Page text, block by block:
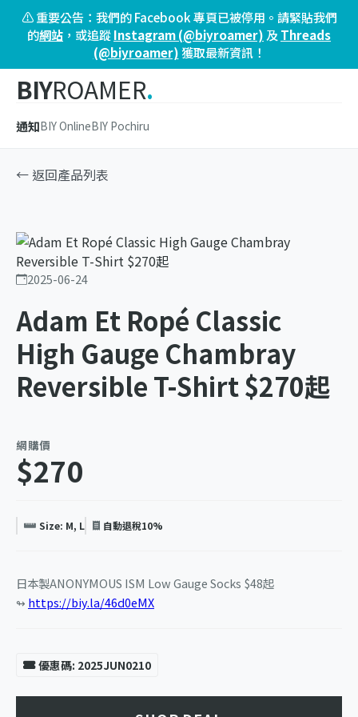
⚠️ 重要公告：我們的 Facebook 專頁已被停用。請緊貼我們
的網站 ，或追蹤Instagram (@biyroamer) 及 Threads
(@biyroamer)獲取最新資訊！
BIYROAMER.
通知BIY OnlineBIY Pochiru
← 返回產品列表
2025-06-24
Adam Et Ropé Classic
High Gauge Chambray
Reversible T-Shirt $270起
網購價
$270
Size: M, L 自動退稅10%
日本製ANONYMOUS ISM Low Gauge Socks $48起
↬ https://biy.la/46d0eMX
優惠碼: 2025JUN0210